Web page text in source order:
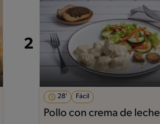
28' Fácil
Pollo con crema de leche